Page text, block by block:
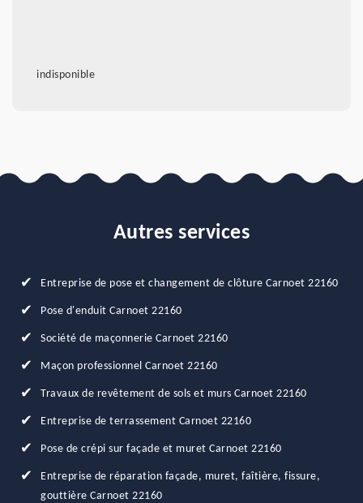
indisponible
Autres services
Entreprise de pose et changement de clôture Carnoet 22160
Pose d'enduit Carnoet 22160
Société de maçonnerie Carnoet 22160
Maçon professionnel Carnoet 22160
Travaux de revêtement de sols et murs Carnoet 22160
Entreprise de terrassement Carnoet 22160
Pose de crépi sur façade et muret Carnoet 22160
Entreprise de réparation façade, muret, faîtière, fissure,
gouttière Carnoet 22160